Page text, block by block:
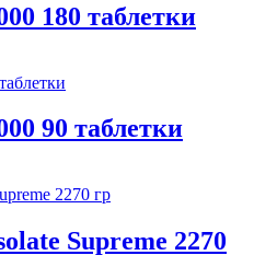
180 таблетки
90 таблетки
Supreme 2270